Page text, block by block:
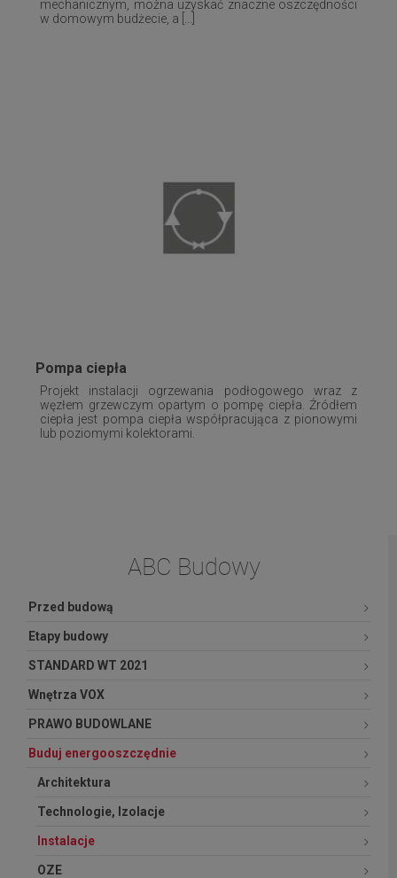
mechanicznym, można uzyskać znaczne oszczędności
w domowym budżecie, a [...]
Pompa ciepła
Projekt instalacji ogrzewania podłogowego wraz z
węzłem grzewczym opartym o pompę ciepła. Źródłem
ciepła jest pompa ciepła współpracująca z pionowymi
lub poziomymi kolektorami.
ABC Budowy
Przed budową
Etapy budowy
STANDARD WT 2021
Wnętrza VOX
PRAWO BUDOWLANE
Buduj energooszczędnie
Architektura
Technologie, Izolacje
Instalacje
OZE